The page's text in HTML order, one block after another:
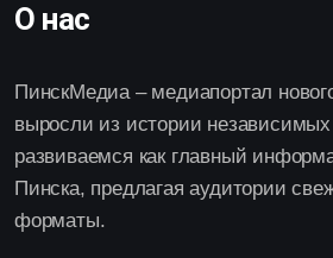
О нас
ПинскМедиа – медиапортал
выросли из истории
развиваемся как главный
Пинска, предлагая аудитории
форматы.